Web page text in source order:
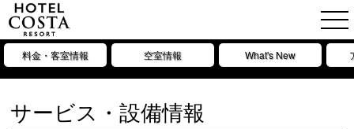
料金・客室情報 空室情報 What's New
サービス・設備情報